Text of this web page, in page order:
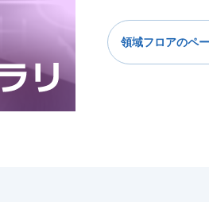
領域フロアのペ